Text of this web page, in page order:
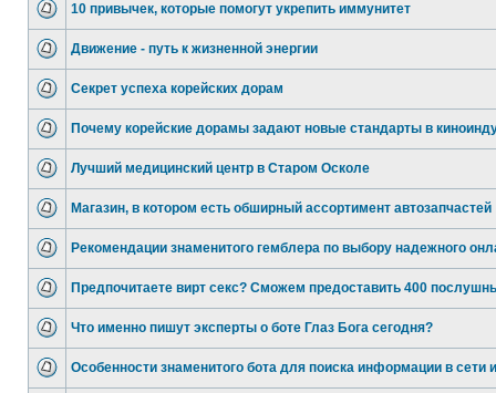
10 привычек, которые помогут укрепить иммунитет
Движение - путь к жизненной энергии
Секрет успеха корейских дорам
Почему корейские дорамы задают новые стандарты в
Лучший медицинский центр в Старом Осколе
Магазин, в котором есть обширный ассортимент автозапчастей
Рекомендации знаменитого гемблера по выбору надежного
Предпочитаете вирт секс? Сможем предоставить 400
Что именно пишут эксперты о боте Глаз Бога сегодня?
Особенности знаменитого бота для поиска информации в сети